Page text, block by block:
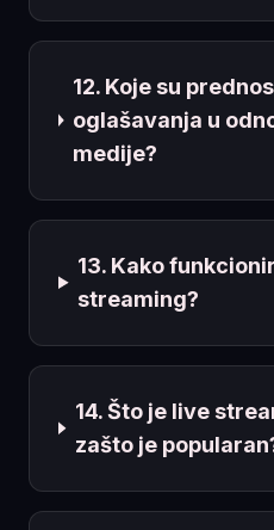
12. Koje su
oglašavanja u
medije?
13. Kako
streaming?
14. Što je live
zašto je